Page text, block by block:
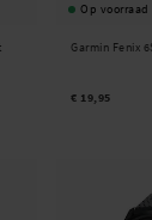
Op voorraad
Garmin Fenix
€ 19,95